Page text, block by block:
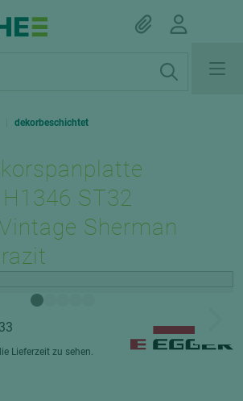
dekorbeschichtet
ST32
Sherman
Lieferzeit zu sehen.